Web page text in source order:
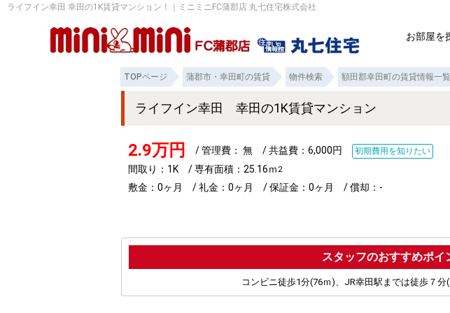
ライフイン幸田 幸田の1K賃貸マンション！｜ミニミニFC蒲郡店 丸七住宅株式会社
お部屋を
TOPページ 蒲郡市・幸田町の賃貸 物件検索 額田郡幸田町の賃貸情報一覧
ライフイン幸田 幸田の1K賃貸マンション
2.9万円 / 管理費： 無 / 共益費：6,000円 初期費用を知りたい
間取り：1K / 専有面積：25.16ｍ 2
敷金：0ヶ月 / 礼金：0ヶ月 / 保証金：0ヶ月 / 償却：-
ポイ
コンビニ徒歩1分(76ｍ)、JR幸田駅までは徒歩７